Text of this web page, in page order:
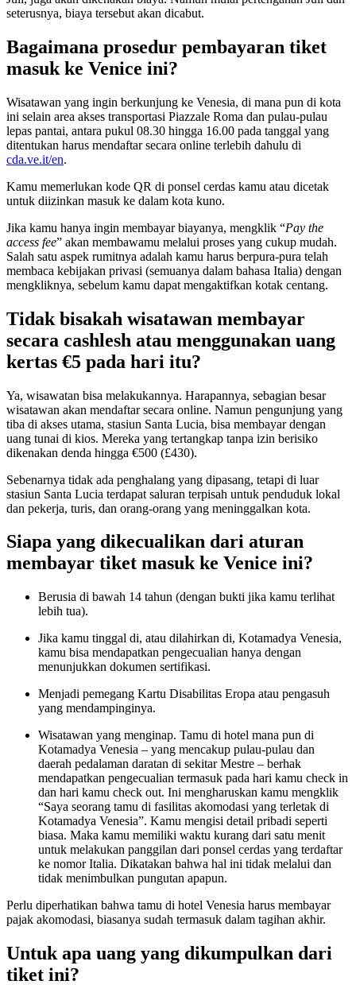
seterusnya, biaya tersebut akan dicabut.
Bagaimana prosedur pembayaran tiket
masuk ke Venice ini?
Wisatawan yang ingin berkunjung ke Venesia, di mana pun di kota
ini selain area akses transportasi Piazzale Roma dan pulau-pulau
lepas pantai, antara pukul 08.30 hingga 16.00 pada tanggal yang
ditentukan harus mendaftar secara online terlebih dahulu di
cda.ve.it/en.
Kamu memerlukan kode QR di ponsel cerdas kamu atau dicetak
untuk diizinkan masuk ke dalam kota kuno.
Jika kamu hanya ingin membayar biayanya, mengklik “Pay the
access fee” akan membawamu melalui proses yang cukup mudah.
Salah satu aspek rumitnya adalah kamu harus berpura-pura telah
membaca kebijakan privasi (semuanya dalam bahasa Italia) dengan
mengkliknya, sebelum kamu dapat mengaktifkan kotak centang.
Tidak bisakah wisatawan membayar
secara cashlesh atau menggunakan uang
kertas €5 pada hari itu?
Ya, wisawatan bisa melakukannya. Harapannya, sebagian besar
wisatawan akan mendaftar secara online. Namun pengunjung yang
tiba di akses utama, stasiun Santa Lucia, bisa membayar dengan
uang tunai di kios. Mereka yang tertangkap tanpa izin berisiko
dikenakan denda hingga €500 (£430).
Sebenarnya tidak ada penghalang yang dipasang, tetapi di luar
stasiun Santa Lucia terdapat saluran terpisah untuk penduduk lokal
dan pekerja, turis, dan orang-orang yang meninggalkan kota.
Siapa yang dikecualikan dari aturan
membayar tiket masuk ke Venice ini?
Berusia di bawah 14 tahun (dengan bukti jika kamu terlihat
lebih tua).
Jika kamu tinggal di, atau dilahirkan di, Kotamadya Venesia,
kamu bisa mendapatkan pengecualian hanya dengan
menunjukkan dokumen sertifikasi.
Menjadi pemegang Kartu Disabilitas Eropa atau pengasuh
yang mendampinginya.
Wisatawan yang menginap. Tamu di hotel mana pun di
Kotamadya Venesia – yang mencakup pulau-pulau dan
daerah pedalaman daratan di sekitar Mestre – berhak
mendapatkan pengecualian termasuk pada hari kamu check in
dan hari kamu check out. Ini mengharuskan kamu mengklik
“Saya seorang tamu di fasilitas akomodasi yang terletak di
Kotamadya Venesia”. Kamu mengisi detail pribadi seperti
biasa. Maka kamu memiliki waktu kurang dari satu menit
untuk melakukan panggilan dari ponsel cerdas yang terdaftar
ke nomor Italia. Dikatakan bahwa hal ini tidak melalui dan
tidak menimbulkan pungutan apapun.
Perlu diperhatikan bahwa tamu di hotel Venesia harus membayar
pajak akomodasi, biasanya sudah termasuk dalam tagihan akhir.
Untuk apa uang yang dikumpulkan dari
tiket ini?